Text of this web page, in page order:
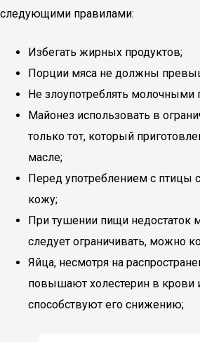
следующими правилами:
Избегать жирных продуктов;
Порции мяса не должны
Не злоупотреблять молочными
Майонез использовать в
только тот, который
масле;
Перед употреблением с птицы
кожу;
При тушении пищи недостаток
следует ограничивать, можно
Яйца, несмотря на
повышают холестерин в крови
способствуют его снижению;